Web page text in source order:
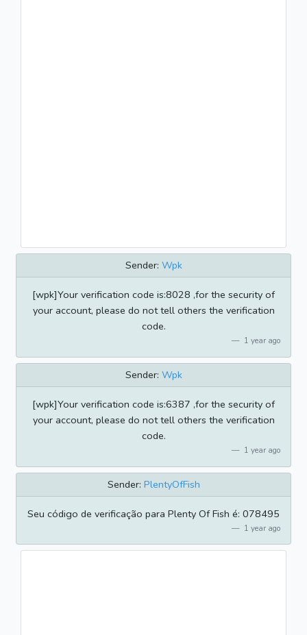
Sender: Wpk
[wpk]Your verification code is:8028 ,for the security of
your account, please do not tell others the verification
code.
1 year ago
Sender: Wpk
[wpk]Your verification code is:6387 ,for the security of
your account, please do not tell others the verification
code.
1 year ago
Sender: PlentyOfFish
Seu código de verificação para Plenty Of Fish é: 078495
1 year ago